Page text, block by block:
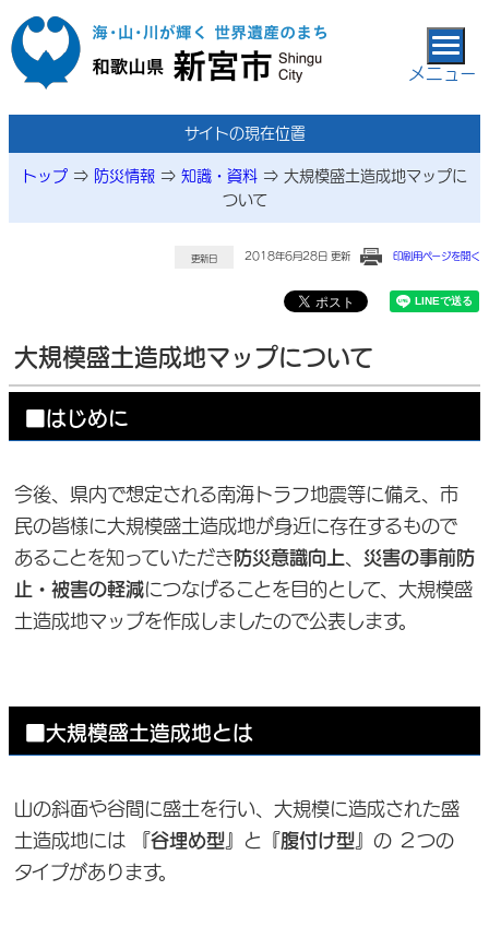
本文へ移動
メニュー
サイトの現在位置
トップ ⇒ 防災情報 ⇒ 知識・資料 ⇒ 大規模盛土造成地マップに
ついて
更新日 2018年6月28日 更新 印刷用ページを開く
大規模盛土造成地マップについて
■はじめに
今後、県内で想定される南海トラフ地震等に備え、市
民の皆様に大規模盛土造成地が身近に存在するもので
あることを知っていただき防災意識向上
災害の事前防
止・被害の軽減につなげることを目的として、大規模盛
土造成地マップを作成しましたので公表します。
■大規模盛土造成地とは
山の斜面や谷間に盛土を行い、大規模に造成された盛
土造成地には 『谷埋め型』 と 『腹付け型』 の ２つの
タイプがあります。